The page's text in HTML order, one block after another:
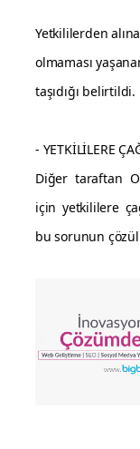
Yetkililerden
olmaması
taşıdığı belirtildi.
- YETKİLİLERE
Diğer taraftan
için yetkililere
bu sorunun